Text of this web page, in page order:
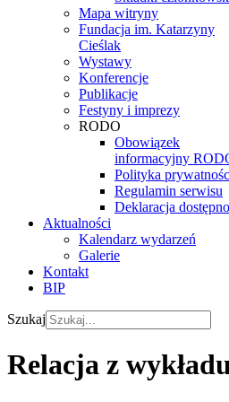
Mapa witryny
Fundacja im. Katarzyny
Cieślak
Wystawy
Konferencje
Publikacje
Festyny i imprezy
RODO
Obowiązek
informacyjny
Polityka
Regulamin serwisu
Deklaracja
Aktualności
Kalendarz wydarzeń
Galerie
Kontakt
BIP
Szukaj
Relacja z